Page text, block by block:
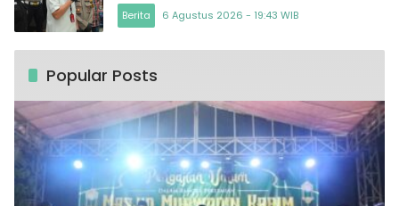
Berita 6 Agustus 2026 - 19:43 WIB
Popular Posts